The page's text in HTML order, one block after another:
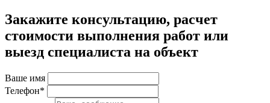
Закажите консультацию, расчет
стоимости выполнения работ или
выезд специалиста на объект
Ваше имя
Телефон*